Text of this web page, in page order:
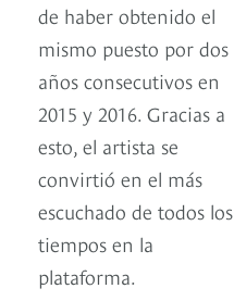
de haber obtenido el
mismo puesto por dos
años consecutivos en
2015 y 2016. Gracias a
esto, el artista se
convirtió en el más
escuchado de todos los
tiempos en la
plataforma.